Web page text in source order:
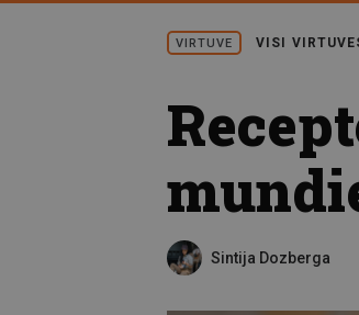
VIRTUVE VISI
Sintija Dozberga